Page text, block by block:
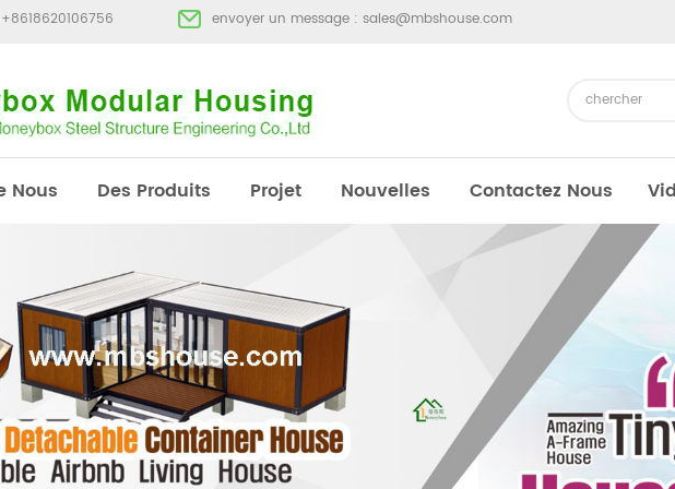
+8618620106756 envoyer un message : sales@mbshouse.com
Nous Des Produits Projet Nouvelles Contactez Nous